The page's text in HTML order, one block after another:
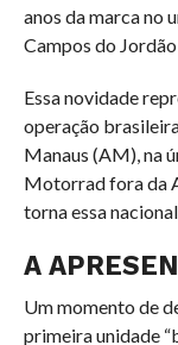
anos da marca no
Campos do
Essa novidade
operação
Manaus (AM), na
Motorrad fora da
torna essa
A
Um momento de
primeira unidade